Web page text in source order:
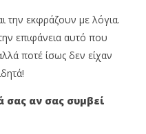
την εκφράζουν με λόγια.
επιφάνεια αυτό που
ποτέ ίσως δεν είχαν
σας αν σας συμβεί